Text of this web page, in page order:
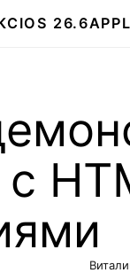
IOS 26.6
с